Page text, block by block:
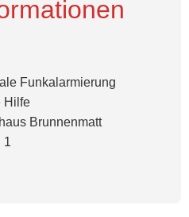
Funkalarmierung
Hilfe
Brunnenmatt
1